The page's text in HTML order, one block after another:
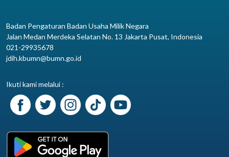
Badan Pengaturan Badan Usaha Milik Negara
Jalan Medan Merdeka Selatan No. 13 Jakarta Pusat, Indonesia
021-29935678
jdih.kbumn@bumn.go.id
Ikuti kami melalui :